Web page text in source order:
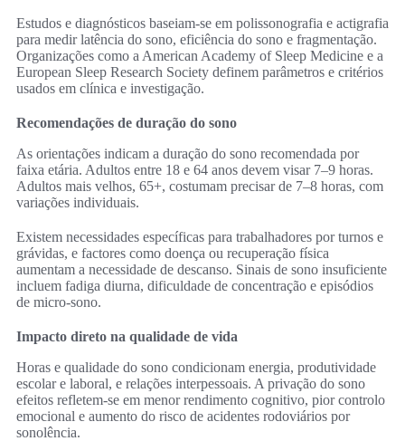
Estudos e diagnósticos baseiam-se em polissonografia e actigrafia
para medir latência do sono, eficiência do sono e fragmentação.
Organizações como a American Academy of Sleep Medicine e a
European Sleep Research Society definem parâmetros e critérios
usados em clínica e investigação.
Recomendações de duração do sono
As orientações indicam a duração do sono recomendada por
faixa etária. Adultos entre 18 e 64 anos devem visar 7–9 horas.
Adultos mais velhos, 65+, costumam precisar de 7–8 horas, com
variações individuais.
Existem necessidades específicas para trabalhadores por turnos e
grávidas, e factores como doença ou recuperação física
aumentam a necessidade de descanso. Sinais de sono insuficiente
incluem fadiga diurna, dificuldade de concentração e episódios
de micro-sono.
Impacto direto na qualidade de vida
Horas e qualidade do sono condicionam energia, produtividade
escolar e laboral, e relações interpessoais. A privação do sono
efeitos refletem-se em menor rendimento cognitivo, pior controlo
emocional e aumento do risco de acidentes rodoviários por
sonolência.